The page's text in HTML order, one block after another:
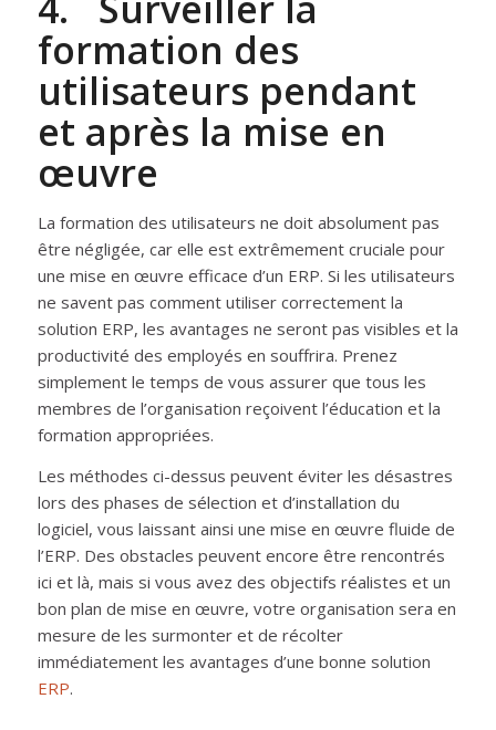
formation des
utilisateurs pendant
et après la mise en
œuvre
La formation des utilisateurs ne doit absolument pas
être négligée, car elle est extrêmement cruciale pour
une mise en œuvre efficace d’un ERP. Si les utilisateurs
ne savent pas comment utiliser correctement la
solution ERP, les avantages ne seront pas visibles et la
productivité des employés en souffrira. Prenez
simplement le temps de vous assurer que tous les
membres de l’organisation reçoivent l’éducation et la
formation appropriées.
Les méthodes ci-dessus peuvent éviter les désastres
lors des phases de sélection et d’installation du
logiciel, vous laissant ainsi une mise en œuvre fluide de
l’ERP. Des obstacles peuvent encore être rencontrés
ici et là, mais si vous avez des objectifs réalistes et un
bon plan de mise en œuvre, votre organisation sera en
mesure de les surmonter et de récolter
immédiatement les avantages d’une bonne solution
ERP.